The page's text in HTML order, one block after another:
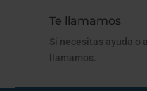
Te llamamos
Si necesitas ayuda o
llamamos.